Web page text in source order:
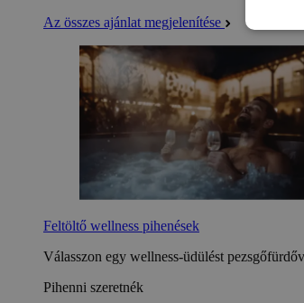
Az összes ajánlat megjelenítése
Feltöltő wellness pihenések
Válasszon egy wellness-üdülést
Pihenni szeretnék